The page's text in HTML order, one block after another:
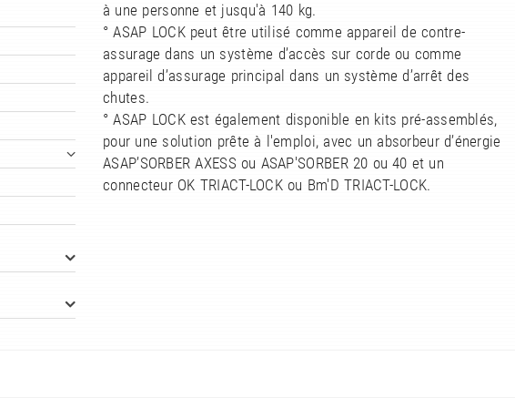
à une personne et jusqu'à 140 kg.
° ASAP LOCK peut être utilisé comme appareil de contre-
assurage dans un système d’accès sur corde ou comme
appareil d’assurage principal dans un système d’arrêt des
chutes.
° ASAP LOCK est également disponible en kits pré-assemblés,
pour une solution prête à l'emploi, avec un absorbeur d’énergie
ASAP’SORBER AXESS ou ASAP'SORBER 20 ou 40 et un
connecteur OK TRIACT-LOCK ou Bm'D TRIACT-LOCK.